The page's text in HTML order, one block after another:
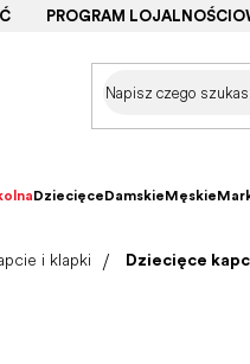
PROGRAM
DziecięceDamskieMęskie
i klapki Dziecięce